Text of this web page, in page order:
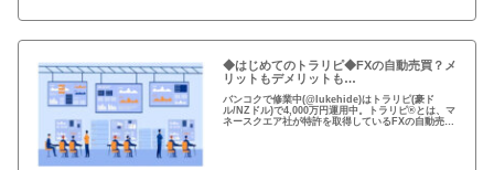
◆はじめてのトラリピ◆FXの自動売買？メ
リットもデメリットも…
バンコクで修業中(@lukehide)はトラリピ(豪ド
ル/NZドル)で4,000万円運用中。トラリピ®とは、マ
ネースクエア社が特許を取得しているFXの自動売買